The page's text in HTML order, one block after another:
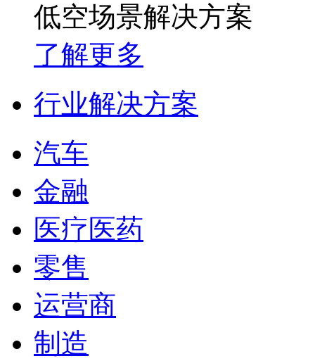
低空场景解决方案
了解更多
行业解决方案
汽车
金融
医疗医药
零售
运营商
制造